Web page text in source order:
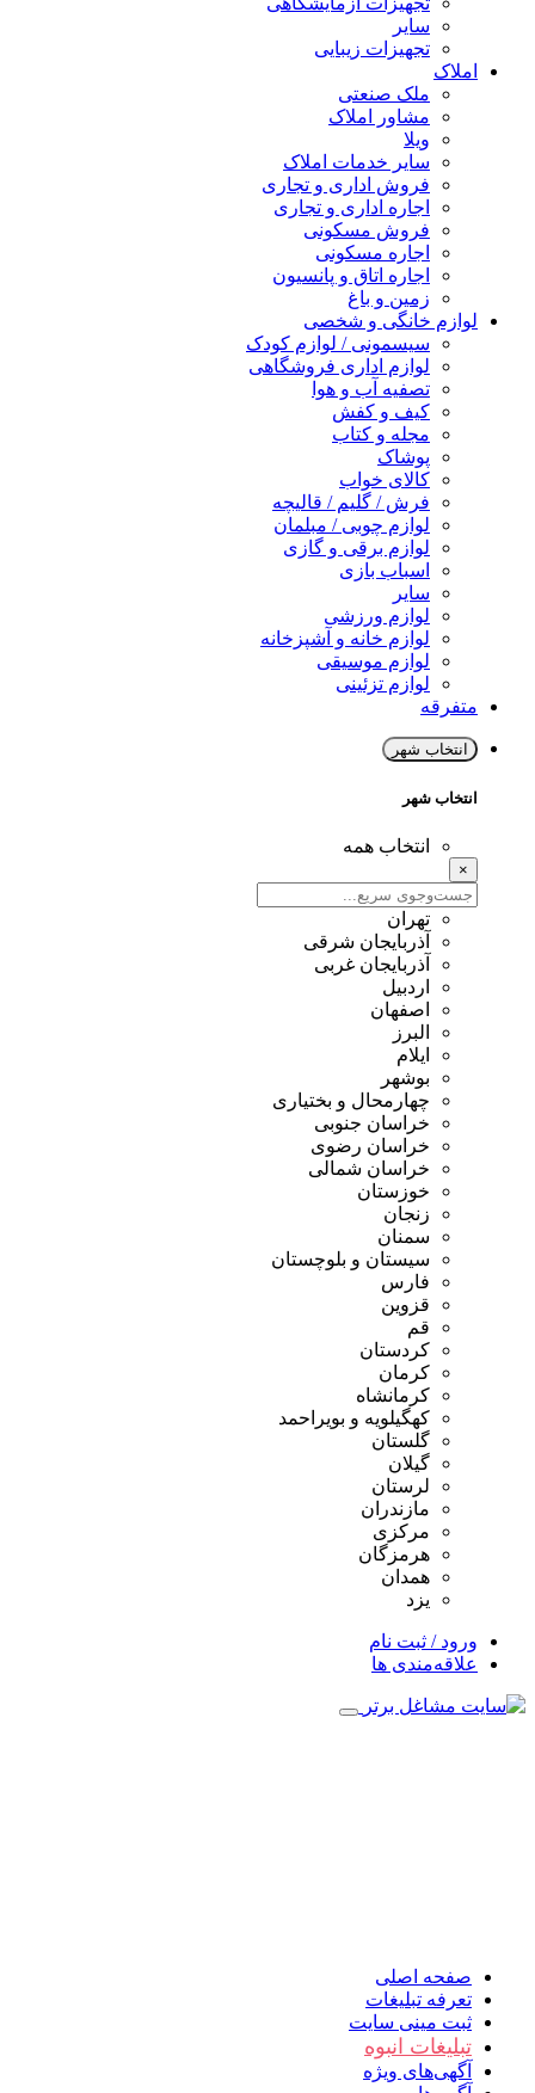
سایر
تجهیزات زیبایی
املاک
ملک صنعتی
مشاور املاک
ویلا
سایر خدمات املاک
فروش اداری و تجاری
اجاره اداری و تجاری
فروش مسکونی
اجاره مسکونی
اجاره اتاق و پانسیون
زمین و باغ
لوازم خانگی و شخصی
سیسمونی / لوازم کودک
لوازم اداری فروشگاهی
تصفیه آب و هوا
کیف و کفش
مجله و کتاب
پوشاک
کالای خواب
فرش / گلیم / قالیچه
لوازم چوبی / مبلمان
لوازم برقی و گازی
اسباب بازی
سایر
لوازم ورزشی
لوازم خانه و آشپزخانه
لوازم موسیقی
لوازم تزئینی
متفرقه
انتخاب شهر
انتخاب شهر
انتخاب همه
×
تهران
آذربایجان شرقی
آذربایجان غربی
اردبیل
اصفهان
البرز
ایلام
بوشهر
چهارمحال و بختیاری
خراسان جنوبی
خراسان رضوی
خراسان شمالی
خوزستان
زنجان
سمنان
سیستان و بلوچستان
فارس
قزوین
قم
کردستان
کرمان
کرمانشاه
کهگیلویه و بویراحمد
گلستان
گیلان
لرستان
مازندران
مرکزی
هرمزگان
همدان
یزد
ورود / ثبت نام
علاقه‌مندی ها
صفحه اصلی
تعرفه تبلیغات
ثبت مینی سایت
تبلیغات انبوه
آگهی‌های ویژه